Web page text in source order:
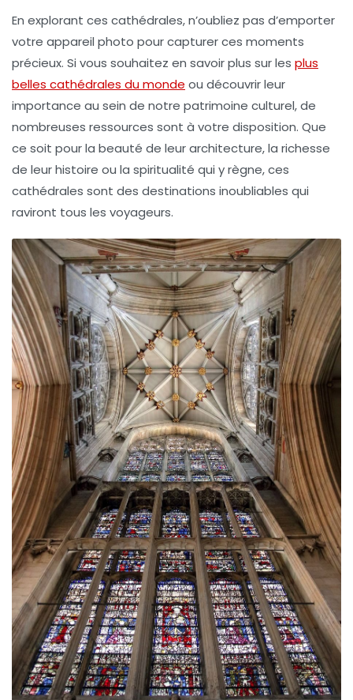
En explorant ces cathédrales, n’oubliez pas d’emporter
votre appareil photo pour capturer ces moments
précieux. Si vous souhaitez en savoir plus sur les plus
belles cathédrales du monde ou découvrir leur
importance au sein de notre patrimoine culturel, de
nombreuses ressources sont à votre disposition. Que
ce soit pour la beauté de leur architecture, la richesse
de leur histoire ou la spiritualité qui y règne, ces
cathédrales sont des destinations inoubliables qui
raviront tous les voyageurs.